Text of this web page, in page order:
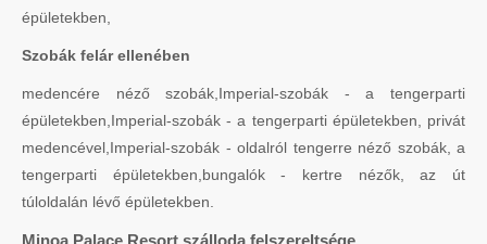
épületekben,
Szobák felár ellenében
medencére néző szobák,Imperial-szobák - a tengerparti
épületekben,Imperial-szobák - a tengerparti épületekben, privát
medencével,Imperial-szobák - oldalról tengerre néző szobák, a
tengerparti épületekben,bungalók - kertre nézők, az út
túloldalán lévő épületekben.
Minoa Palace Resort szálloda felszereltsége